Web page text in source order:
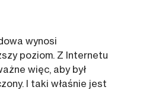
wynosi
poziom. Z Internetu
więc, aby był
I taki właśnie jest